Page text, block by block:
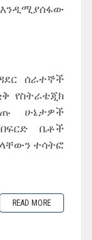
ሰራተኞች
የስትራቴጂክ
ሁኔታዎች
ቤቶች
ተሳትፎ
READ MORE